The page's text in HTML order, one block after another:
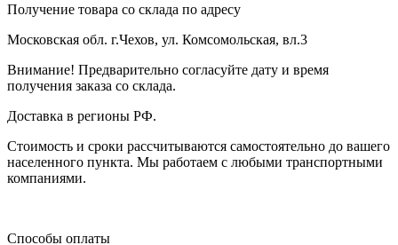
Получение товара со склада по адресу
Московская обл. г.Чехов, ул. Комсомольская, вл.3
Внимание! Предварительно согласуйте дату и время
получения заказа со склада.
Доставка в регионы РФ.
Стоимость и сроки рассчитываются самостоятельно до вашего
населенного пункта. Мы работаем с любыми транспортными
компаниями.
Способы оплаты